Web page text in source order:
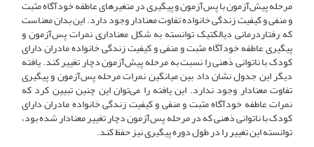
مرحله پیش‌آزمون با پس‌آزمون و پیگیری در متغیرهای عاطفه خودآگاه مثبت
و منفی و کیفیت زندگی خانواده تفاوت معنادار وجود دارد. این بدان معناست
که رفتاردرمانی دیالکتیک توانسته‌ به شکل معناداری نمرات پس‌آزمون و
پیگیری عاطفه خودآگاه مثبت و منفی و کیفیت زندگی خانواده مادران دارای
کودک با ناتوانی ذهنی را نسبت به مرحله پیش‌آزمون دچار تغییر کند. یافته
دیگر این جدول نشان داد بین میانگین نمرات مرحله پس‌آزمون و پیگیری
تفاوت معنادار وجود ندارد. این یافته را می‌توان این چنین تبیین کرد که
نمرات عاطفه خودآگاه مثبت و منفی و کیفیت زندگی خانواده مادران دارای
کودک با ناتوانی ذهنی که در مرحله پس‌آزمون دچار تغییر معنادار شده بود،
توانسته این تغییر را در طول دوره پیگیری نیز حفظ کند.